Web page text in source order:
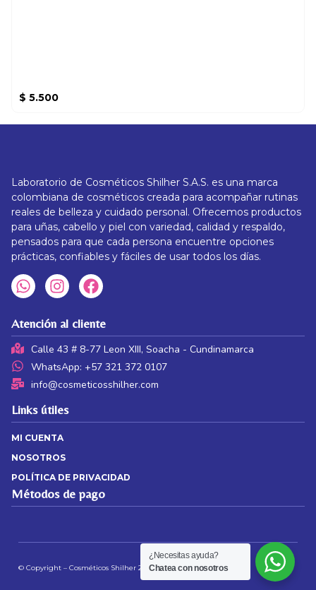
$ 5.500
Laboratorio de Cosméticos Shilher S.A.S. es una marca
colombiana de cosméticos creada para acompañar rutinas
reales de belleza y cuidado personal. Ofrecemos productos
para uñas, cabello y piel con variedad, calidad y respaldo,
pensados para que cada persona encuentre opciones
prácticas, confiables y fáciles de usar todos los días.
Atención al cliente
Calle 43 # 8-77 Leon XIII, Soacha - Cundinamarca
WhatsApp: +57 321 372 0107
info@cosmeticosshilher.com
Links útiles
MI CUENTA
NOSOTROS
POLÍTICA DE PRIVACIDAD
Métodos de pago
© Copyright – Cosméticos Shilher 2026 | Web byJS
¿Necesitas ayuda?
Chatea con nosotros